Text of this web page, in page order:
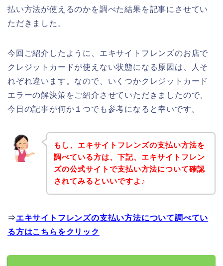
払い方法が使えるのかを調べた結果を記事にさせてい
ただきました。
今回ご紹介したように、エキサイトフレンズのお店で
クレジットカードが使えない状態になる原因は、人そ
れぞれ違います。なので、いくつかクレジットカード
エラーの解決策をご紹介させていただきましたので、
今日の記事が何か１つでも参考になると幸いです。
もし、エキサイトフレンズの支払い方法を
調べている方は、下記、エキサイトフレン
ズの公式サイトで支払い方法について確認
されてみるといいですよ♪
⇒エキサイトフレンズの支払い方法について調べてい
る方はこちらをクリック